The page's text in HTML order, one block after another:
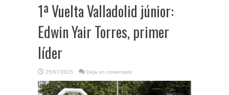
1ª Vuelta Valladolid júnior:
Edwin Yair Torres, primer
líder
25/07/2015 Deja un comentario